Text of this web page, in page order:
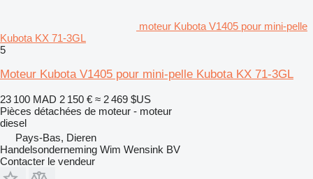
moteur Kubota V1405 pour mini-pelle
Kubota KX 71-3GL
5
Moteur Kubota V1405 pour mini-pelle Kubota KX 71-3GL
23 100 MAD 2 150 € ≈ 2 469 $US
Pièces détachées de moteur - moteur
diesel
Pays-Bas, Dieren
Handelsonderneming Wim Wensink BV
Contacter le vendeur